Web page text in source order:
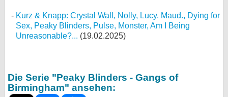
Kurz & Knapp: Crystal Wall, Nolly, Lucy. Maud., Dying for
Sex, Peaky Blinders, Pulse, Monster, Am I Being
Unreasonable?... (19.02.2025)
Die Serie "Peaky Blinders - Gangs of
Birmingham" ansehen: